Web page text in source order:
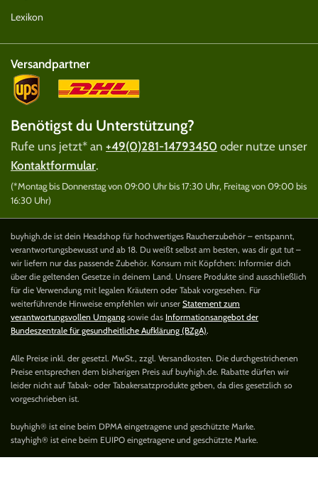
Lexikon
Versandpartner
Benötigst du Unterstützung?
Rufe uns jetzt* an +49(0)281-14793450 oder nutze unser
Kontaktformular.
(*Montag bis Donnerstag von 09:00 Uhr bis 17:30 Uhr, Freitag von 09:00 bis
16:30 Uhr)
buyhigh.de ist dein Headshop für hochwertiges Raucherzubehör – entspannt,
verantwortungsbewusst und ab 18. Du weißt selbst am besten, was dir gut tut –
wir liefern nur das passende Zubehör. Konsum mit Köpfchen: Informier dich
über die geltenden Gesetze in deinem Land. Unsere Produkte sind ausschließlich
für die Verwendung mit legalen Kräutern oder Tabak vorgesehen. Für
weiterführende Hinweise empfehlen wir unser Statement zum
verantwortungsvollen Umgang sowie das Informationsangebot der
Bundeszentrale für gesundheitliche Aufklärung (BZgA).
Alle Preise inkl. der gesetzl. MwSt., zzgl. Versandkosten. Die durchgestrichenen
Preise entsprechen dem bisherigen Preis auf buyhigh.de. Rabatte dürfen wir
leider nicht auf Tabak- oder Tabakersatzprodukte geben, da dies gesetzlich so
vorgeschrieben ist.
buyhigh® ist eine beim DPMA eingetragene und geschützte Marke.
stayhigh® ist eine beim EUIPO eingetragene und geschützte Marke.